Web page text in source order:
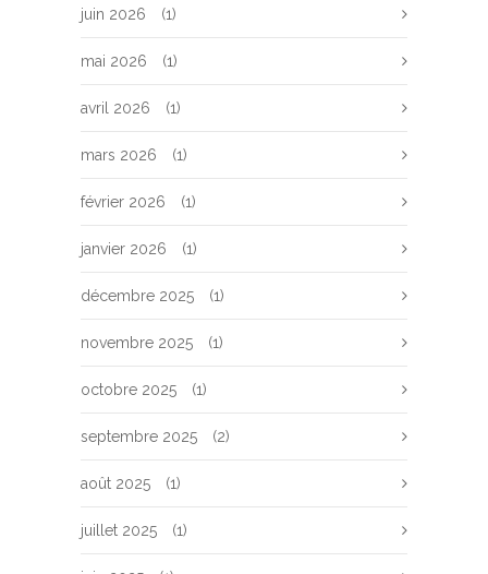
juin 2026 (1)
mai 2026 (1)
avril 2026 (1)
mars 2026 (1)
février 2026 (1)
janvier 2026 (1)
décembre 2025 (1)
novembre 2025 (1)
octobre 2025 (1)
septembre 2025 (2)
août 2025 (1)
juillet 2025 (1)